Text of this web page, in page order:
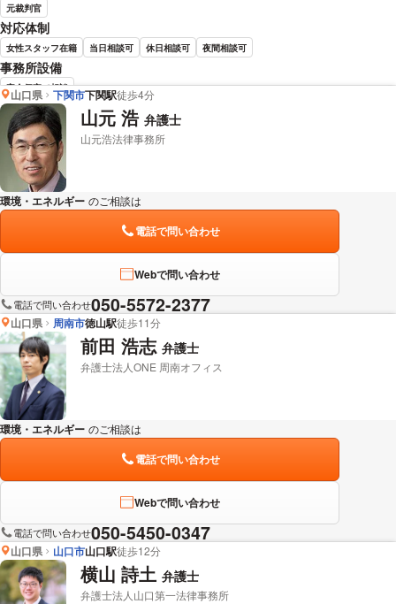
元裁判官
対応体制
女性スタッフ在籍 当日相談可 休日相談可 夜間相談可
事務所設備
完全個室で相談
宮嵜 秀典 弁護士の詳細情報を見る
山口県 下関市下関駅徒歩4分
山元 浩 弁護士
山元浩法律事務所
環境・エネルギー のご相談は
電話で問い合わせ
Webで問い合わせ
電話で問い合わせ050-5572-2377
山口県 周南市徳山駅徒歩11分
前田 浩志 弁護士
弁護士法人ONE 周南オフィス
環境・エネルギー のご相談は
電話で問い合わせ
Webで問い合わせ
電話で問い合わせ050-5450-0347
山口県 山口市山口駅徒歩12分
横山 詩土 弁護士
弁護士法人山口第一法律事務所